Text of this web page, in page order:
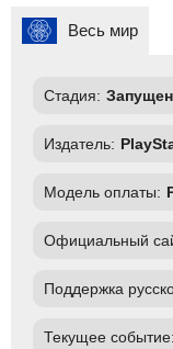
Весь мир
Стадия:
Издатель:
Модель оплаты:
Официальный
Поддержка
Текущее событие: